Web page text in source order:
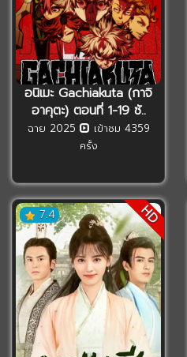
อนิเมะ Gachiakuta (กาจิ
อาคุตะ) ตอนที่ 1-19 ซั..
ฉาย 2025
เข้าชม 4359
ครั้ง
7.4 HD